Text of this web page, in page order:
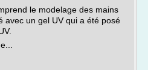
le modelage des mains
avec un gel UV qui a été posé